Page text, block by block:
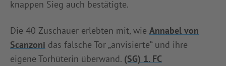
knappen Sieg auch bestätigte.
Die 40 Zuschauer erlebten mit, wie Annabel von
Scanzoni das falsche Tor „anvisierte“ und ihre
eigene Torhüterin überwand. (SG) 1. FC